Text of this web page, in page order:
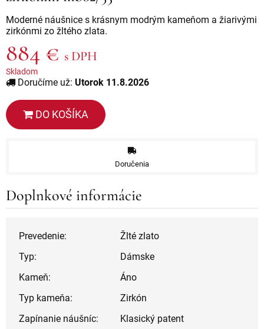
Moderné náušnice s krásnym modrým kameňom a žiarivými
zirkónmi zo žltého zlata.
884 € s DPH
Skladom
Doručíme už: Utorok 11.8.2026
DO KOŠÍKA
Doručenia
Doplnkové informácie
Prevedenie:
Žlté zlato
Typ:
Dámske
Kameň:
Áno
Typ kameňa:
Zirkón
Zapínanie náušníc:
Klasický patent